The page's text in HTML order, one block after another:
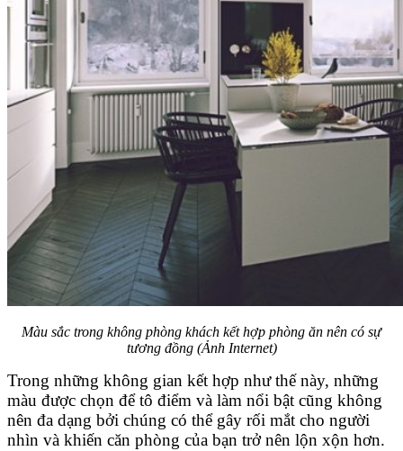
Màu sắc trong không phòng khách kết hợp phòng ăn nên có sự
tương đồng (Ảnh Internet)
Trong những không gian kết hợp như thế này, những
màu được chọn để tô điểm và làm nổi bật cũng không
nên đa dạng bởi chúng có thể gây rối mắt cho người
nhìn và khiến căn phòng của bạn trở nên lộn xộn hơn.